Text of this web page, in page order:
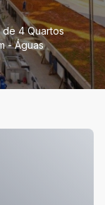
de 4 Quartos
- Águas